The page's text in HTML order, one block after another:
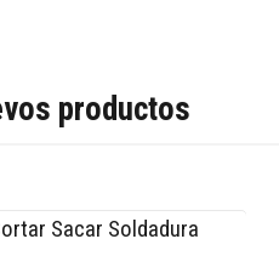
productos
Sacar Soldadura